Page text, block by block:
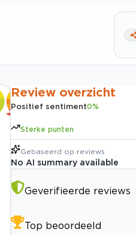
Review overzicht
Positief sentiment0%
Sterke punten
Gebaseerd op reviews
No AI summary available
Geverifieerde reviews
Top beoordeeld